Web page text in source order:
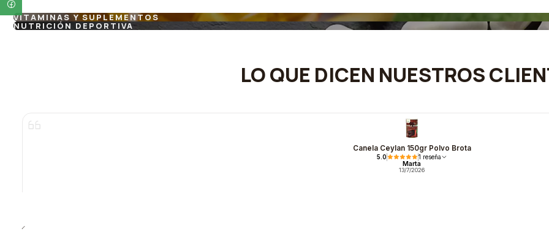
VITAMINAS Y SUPLEMENTOS
NUTRICIÓN DEPORTIVA
LO QUE DICEN NUESTROS
Canela Ceylan 150gr Polvo Brota
5.0 1 reseña
Marta
13/7/2026